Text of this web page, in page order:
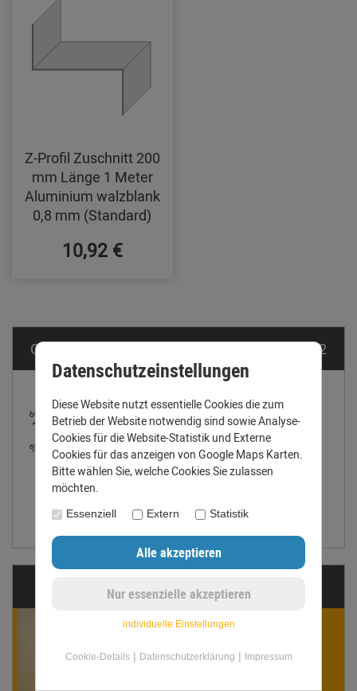
Z-Profil Zuschnitt 200
mm Länge 1 Meter
Aluminium walzblank
0,8 mm (Standard)
10,92 €
Größentabelle für Dachrinnen nach DIN EN 612
Größentabelle anzeigen
Fragen?
Winnie Werner
ist für Dich da!
Datenschutzeinstellungen
Diese Website nutzt essentielle Cookies die zum
Betrieb der Website notwendig sind sowie Analyse-
Cookies für die Website-Statistik und Externe
Cookies für das anzeigen von Google Maps Karten.
Bitte wählen Sie, welche Cookies Sie zulassen
möchten.
Essenziell Extern Statistik
individuelle Einstellungen
Cookie-Details| Datenschutzerklärung | Impressum